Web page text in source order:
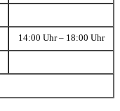
14:00 Uhr – 18:00 Uhr